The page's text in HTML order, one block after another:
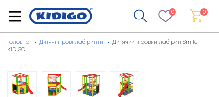
0 0
Головна Дитячі ігрові лабіринти
Дитячий ігровий лабірин Smile
KIDIGO